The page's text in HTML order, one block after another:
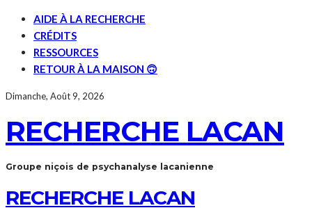
AIDE À LA RECHERCHE
CRÉDITS
RESSOURCES
RETOUR À LA MAISON 🙃
Dimanche, Août 9, 2026
RECHERCHE LACAN
Groupe niçois de psychanalyse lacanienne
RECHERCHE LACAN